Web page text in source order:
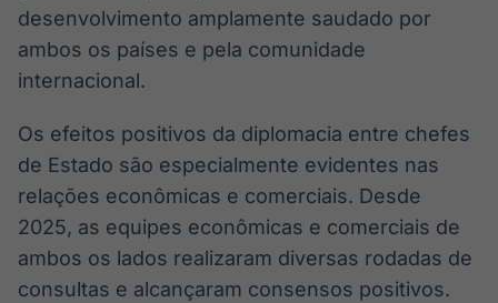
desenvolvimento amplamente saudado por
ambos os países e pela comunidade
internacional.
Os efeitos positivos da diplomacia entre chefes
de Estado são especialmente evidentes nas
relações econômicas e comerciais. Desde
2025, as equipes econômicas e comerciais de
ambos os lados realizaram diversas rodadas de
consultas e alcançaram consensos positivos.